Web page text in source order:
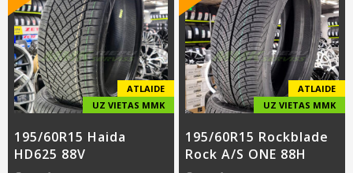
ATLAIDE
UZ VIETAS MMK
195/60R15 Haida
HD625 88V
ATLAIDE
UZ VIETAS MMK
195/60R15 Rockblade
Rock A/S ONE 88H